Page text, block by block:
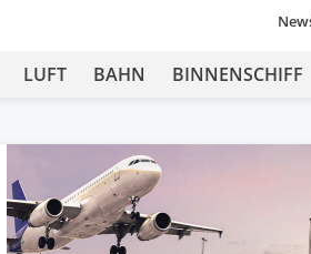
LUFT BAHN BINNENSCHIFF